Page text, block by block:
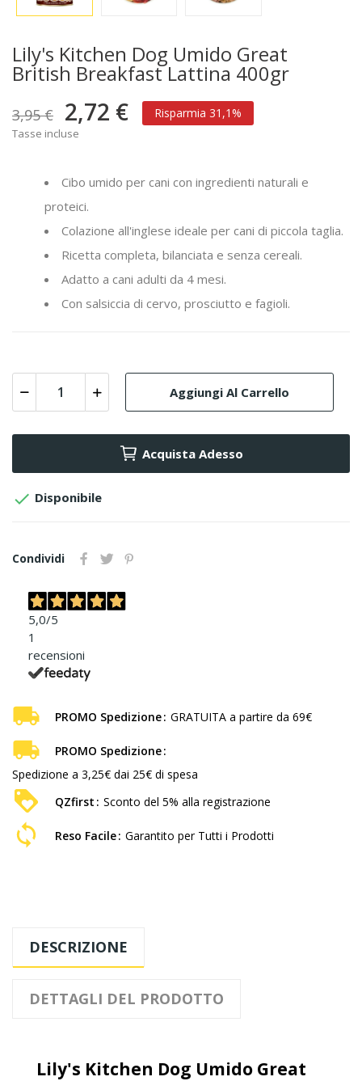
Lily's Kitchen Dog Umido Great
British Breakfast Lattina 400gr
3,95 € 2,72 € Risparmia 31,1%
Tasse incluse
Cibo umido per cani con ingredienti naturali e
proteici.
Colazione all'inglese ideale per cani di piccola taglia.
Ricetta completa, bilanciata e senza cereali.
Adatto a cani adulti da 4 mesi.
Con salsiccia di cervo, prosciutto e fagioli.
Aggiungi Al Carrello
Acquista Adesso
 Disponibile
Condividi
5,0/5
1
recensioni
PROMO Spedizione GRATUITA a partire da 69€
PROMO Spedizione
Spedizione a 3,25€ dai 25€ di spesa
QZfirst
Sconto del 5% alla registrazione
Reso Facile Garantito per Tutti i Prodotti
DESCRIZIONE
DETTAGLI DEL PRODOTTO
Lily's Kitchen Dog Umido Great